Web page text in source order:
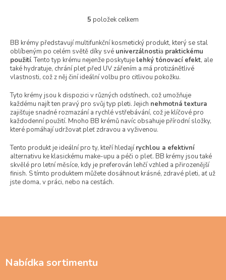
O
l
á
d
a
c
p
r
v
k
v
ý
p
i
s
5 položek celkem
BB krémy představují multifunkční kosmetický produkt, který se stal
oblíbeným po celém světě díky své univerzálnostia praktickému
použití. Tento typ krému nejenže poskytuje lehký tónovací efekt, ale
také hydratuje, chrání pleť před UV zářením a má protizánětlivé
vlastnosti, což z něj činí ideální volbu pro citlivou pokožku.
Tyto krémy jsou k dispozici v různých odstínech, což umožňuje
každému najít ten pravý pro svůj typ pleti. Jejich nehmotná textura
zajišťuje snadné rozmazání a rychlé vstřebávání, což je klíčové pro
každodenní použití. Mnoho BB krémů navíc obsahuje přírodní složky,
které pomáhají udržovat pleť zdravou a vyživenou.
Tento produkt je ideální pro ty, kteří hledají rychlou a efektivní
alternativu ke klasickému make-upu a péči o pleť. BB krémy jsou také
skvělé pro letní měsíce, kdy je preferován lehčí vzhled a přirozenější
finish. S tímto produktem můžete dosáhnout krásné, zdravé pleti, ať už
jste doma, v práci, nebo na cestách.
Nabídka sortimentu